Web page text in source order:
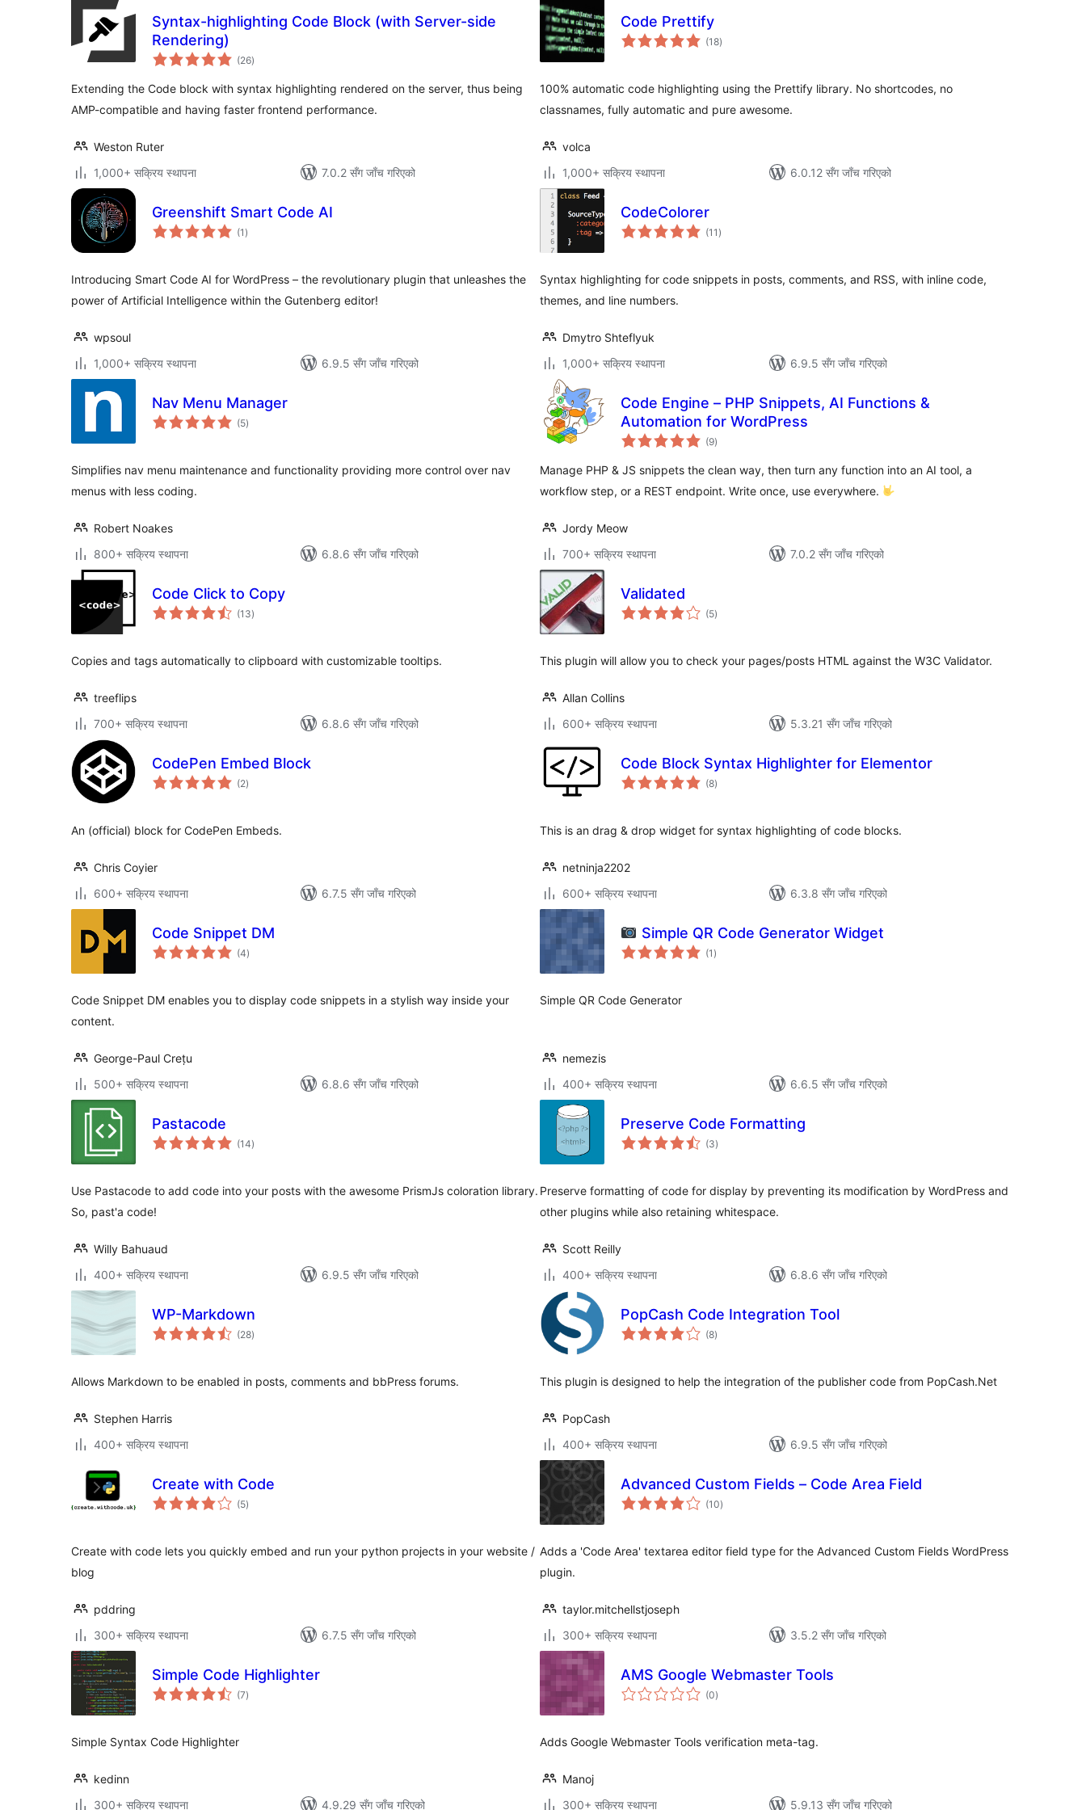
Syntax-highlighting Code Block (with Server-side
Rendering)
(26कुल
रेटिङ्गहरू
)
Extending the Code block with syntax highlighting rendered on the server, thus being
AMP-compatible and having faster frontend performance.
Weston Ruter
1,000+ सक्रिय स्थापना
7.0.2 सँग जाँच गरिएको
Code Prettify
(18कुल
रेटिङ्गहरू
)
100% automatic code highlighting using the Prettify library. No shortcodes, no
classnames, fully automatic and pure awesome.
volca
1,000+ सक्रिय स्थापना
6.0.12 सँग जाँच गरिएको
Greenshift Smart Code AI
(1 कुल
रेटिङ्गहरू
)
Introducing Smart Code AI for WordPress – the revolutionary plugin that unleashes the
power of Artificial Intelligence within the Gutenberg editor!
wpsoul
1,000+ सक्रिय स्थापना
6.9.5 सँग जाँच गरिएको
CodeColorer
(11 कुल
रेटिङ्गहरू
)
Syntax highlighting for code snippets in posts, comments, and RSS, with inline code,
themes, and line numbers.
Dmytro Shteflyuk
1,000+ सक्रिय स्थापना
6.9.5 सँग जाँच गरिएको
Nav Menu Manager
(5कुल
रेटिङ्गहरू
)
Simplifies nav menu maintenance and functionality providing more control over nav
menus with less coding.
Robert Noakes
800+ सक्रिय स्थापना
6.8.6 सँग जाँच गरिएको
Code Engine – PHP Snippets, AI Functions &
Automation for WordPress
(9कुल
रेटिङ्गहरू
)
Manage PHP & JS snippets the clean way, then turn any function into an AI tool, a
workflow step, or a REST endpoint. Write once, use everywhere.
Jordy Meow
700+ सक्रिय स्थापना
7.0.2 सँग जाँच गरिएको
Code Click to Copy
(13कुल
रेटिङ्गहरू
)
Copies and tags automatically to clipboard with customizable tooltips.
treeflips
700+ सक्रिय स्थापना
6.8.6 सँग जाँच गरिएको
Validated
(5कुल
रेटिङ्गहरू
)
This plugin will allow you to check your pages/posts HTML against the W3C Validator.
Allan Collins
600+ सक्रिय स्थापना
5.3.21 सँग जाँच गरिएको
CodePen Embed Block
(2कुल
रेटिङ्गहरू
)
An (official) block for CodePen Embeds.
Chris Coyier
600+ सक्रिय स्थापना
6.7.5 सँग जाँच गरिएको
Code Block Syntax Highlighter for Elementor
(8कुल
रेटिङ्गहरू
)
This is an drag & drop widget for syntax highlighting of code blocks.
netninja2202
600+ सक्रिय स्थापना
6.3.8 सँग जाँच गरिएको
Code Snippet DM
(4कुल
रेटिङ्गहरू
)
Code Snippet DM enables you to display code snippets in a stylish way inside your
content.
George-Paul Crețu
500+ सक्रिय स्थापना
6.8.6 सँग जाँच गरिएको
Simple QR Code Generator Widget
(1 कुल
रेटिङ्गहरू
)
Simple QR Code Generator
nemezis
400+ सक्रिय स्थापना
6.6.5 सँग जाँच गरिएको
Pastacode
(14कुल
रेटिङ्गहरू
)
Use Pastacode to add code into your posts with the awesome PrismJs coloration library.
So, past'a code!
Willy Bahuaud
400+ सक्रिय स्थापना
6.9.5 सँग जाँच गरिएको
Preserve Code Formatting
(3कुल
रेटिङ्गहरू
)
Preserve formatting of code for display by preventing its modification by WordPress and
other plugins while also retaining whitespace.
Scott Reilly
400+ सक्रिय स्थापना
6.8.6 सँग जाँच गरिएको
WP-Markdown
(28कुल
रेटिङ्गहरू
)
Allows Markdown to be enabled in posts, comments and bbPress forums.
Stephen Harris
400+ सक्रिय स्थापना
PopCash Code Integration Tool
(8कुल
रेटिङ्गहरू
)
This plugin is designed to help the integration of the publisher code from PopCash.Net
PopCash
400+ सक्रिय स्थापना
6.9.5 सँग जाँच गरिएको
Create with Code
(5कुल
रेटिङ्गहरू
)
Create with code lets you quickly embed and run your python projects in your website /
blog
pddring
300+ सक्रिय स्थापना
6.7.5 सँग जाँच गरिएको
Advanced Custom Fields – Code Area Field
(10कुल
रेटिङ्गहरू
)
Adds a 'Code Area' textarea editor field type for the Advanced Custom Fields WordPress
plugin.
taylor.mitchellstjoseph
300+ सक्रिय स्थापना
3.5.2 सँग जाँच गरिएको
Simple Code Highlighter
(7कुल
रेटिङ्गहरू
)
Simple Syntax Code Highlighter
kedinn
300+ सक्रिय स्थापना
4.9.29 सँग जाँच गरिएको
AMS Google Webmaster Tools
(0कुल
रेटिङ्गहरू
)
Adds Google Webmaster Tools verification meta-tag.
Manoj
300+ सक्रिय स्थापना
5.9.13 सँग जाँच गरिएको